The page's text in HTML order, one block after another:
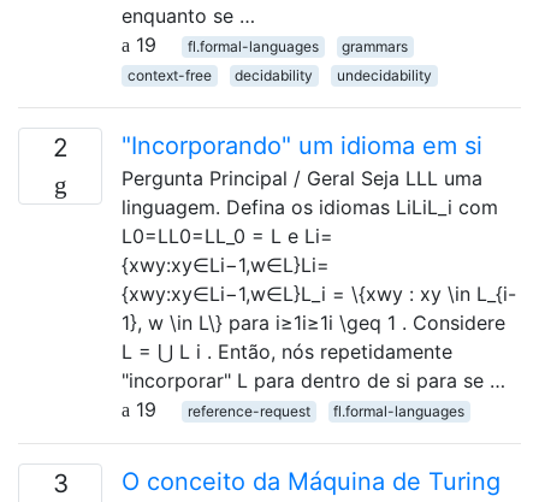
enquanto se …
19
fl.formal-languages
grammars
context-free
decidability undecidability
2 "Incorporando" um idioma em si
Pergunta Principal / Geral Seja LLL uma
linguagem. Defina os idiomas LiLiL_i com
L0=LL0=LL_0 = L e Li=
{xwy:xy∈Li−1,w∈L}Li=
{xwy:xy∈Li−1,w∈L}L_i = \{xwy : xy \in L_{i-
1}, w \in L\} para i≥1i≥1i \geq 1 . Considere
L = ⋃ L i . Então, nós repetidamente
"incorporar" L para dentro de si para se …
19
reference-request fl.formal-languages
3
O conceito da Máquina de Turing